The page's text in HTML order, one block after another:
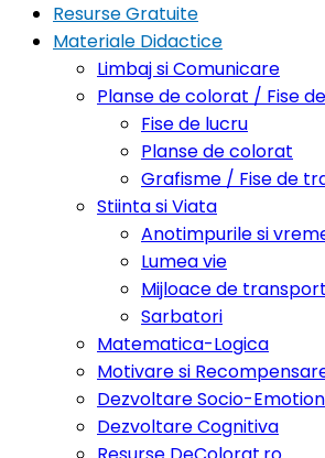
Resurse Gratuite
Materiale Didactice
Limbaj si Comunicare
Planse de colorat / Fise
Fise de lucru
Planse de colorat
Grafisme / Fise de
Stiinta si Viata
Anotimpurile si
Lumea vie
Mijloace de transport
Sarbatori
Matematica-Logica
Motivare si
Dezvoltare Socio-
Dezvoltare Cognitiva